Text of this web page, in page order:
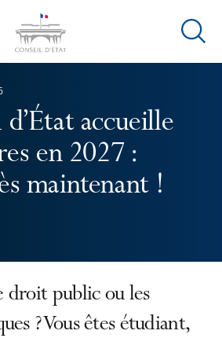
Ouvrir
accueille
en 2027 :
maintenant !
droit public ou les
? Vous êtes étudiant,